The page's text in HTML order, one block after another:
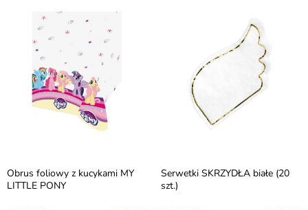
Obrus foliowy z kucykami MY
LITTLE PONY
Serwetki SKRZYDŁA białe (20
szt.)